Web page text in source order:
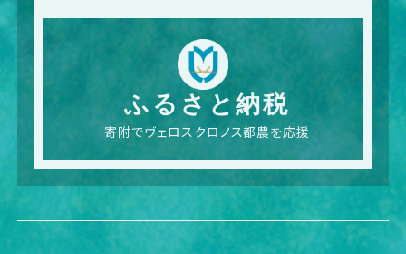
ふるさと納税
寄附でヴェロスクロノス都農を応援